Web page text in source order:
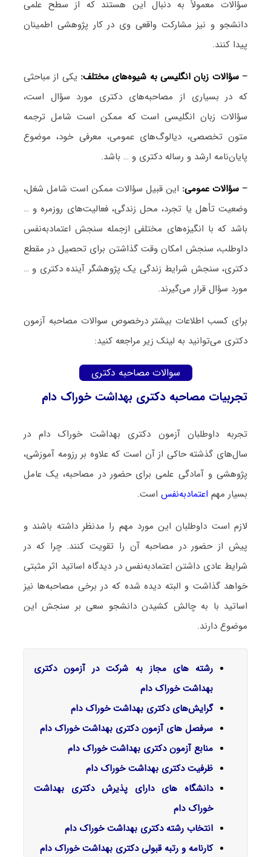
سؤالات معمولاً به دنبال این هستند که از سطح علمی
دانشجو و نیز مشارکت واقعی وی در کار پژوهشی اطمینان
پیدا کنند.
– سؤالات زبان انگلیسی به شیوه‌های مختلف: یکی از مباحثی
که در بسیاری از مصاحبه‌های دکتری مورد سؤال است،
سؤالات زبان انگلیسی است که ممکن است شامل ترجمه
متون تخصصی، دیالوگ‌های عمومی، معرفی خود، موضوع
پایان‌نامه ارشد و رساله دکتری و … باشد.
– سؤالات عمومی: این قبیل سؤالات ممکن است شامل شغل،
وضعیت تأهل یا تجرد، محل زندگی، فعالیت‌های روزمره و …
باشد که با انگیزه‌های مختلفی ازجمله سنجش اعتمادبه‌نفس
داوطلب، سنجش امکان وقت گذاشتن برای تحصیل در مقطع
دکتری، سنجش شرایط زندگی یک پژوهشگر آینده دکتری و …
مورد سؤال قرار می‌گیرند.
برای کسب اطلاعات بیشتر درخصوص سوالات مصاحبه آزمون
دکتری می‌توانید به لینک زیر مراجعه کنید:
سوالات مصاحبه دکتری
تجربیات مصاحبه دکتری بهداشت خوراک دام
تجربه داوطلبان آزمون دکتری بهداشت خوراک دام در
سال‌های گذشته حاکی از آن است که علاوه بر رزومه آموزشی،
پژوهشی و آمادگی علمی برای حضور در مصاحبه، یک عامل
بسیار مهم اعتمادبه‌نفساست.
لازم است داوطلبان این مورد مهم را مدنظر داشته باشند و
پیش از حضور در مصاحبه آن را تقویت کنند. چرا که در
شرایط عادی داشتن اعتمادبه‌نفس در دیدگاه اساتید اثر مثبتی
خواهد گذاشت و البته دیده شده که در برخی مصاحبه‌ها نیز
اساتید با به چالش کشیدن دانشجو سعی بر سنجش این
موضوع دارند.
رشته های مجاز به شرکت در آزمون دکتری
بهداشت خوراک دام
گرایش‌های دکتری بهداشت خوراک دام
سرفصل‌ های آزمون دکتری بهداشت خوراک دام
منابع آزمون دکتری بهداشت خوراک دام
ظرفیت دکتری بهداشت خوراک دام
دانشگاه های دارای پذیرش دکتری بهداشت
خوراک دام
انتخاب رشته دکتری بهداشت خوراک دام
کارنامه و رتبه قبولی دکتری بهداشت خوراک دام